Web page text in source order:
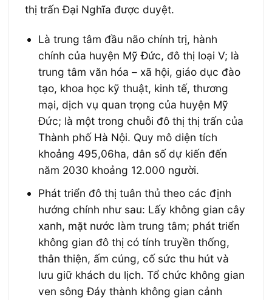
thị trấn Đại Nghĩa được duyệt.
Là trung tâm đầu não chính trị, hành
chính của huyện Mỹ Đức, đô thị loại V; là
trung tâm văn hóa – xã hội, giáo dục đào
tạo, khoa học kỹ thuật, kinh tế, thương
mại, dịch vụ quan trọng của huyện Mỹ
Đức; là một trong chuỗi đô thị thị trấn của
Thành phố Hà Nội. Quy mô diện tích
khoảng 495,06ha, dân số dự kiến đến
năm 2030 khoảng 12.000 người.
Phát triển đô thị tuân thủ theo các định
hướng chính như sau: Lấy không gian cây
xanh, mặt nước làm trung tâm; phát triển
không gian đô thị có tính truyền thống,
thân thiện, ấm cúng, cố sức thu hút và
lưu giữ khách du lịch. Tổ chức không gian
ven sông Đáy thành không gian cảnh